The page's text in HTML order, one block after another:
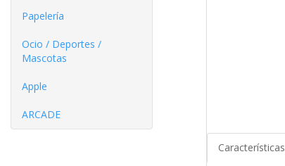
Papelería
Ocio / Deportes /
Mascotas
Apple
ARCADE
Características